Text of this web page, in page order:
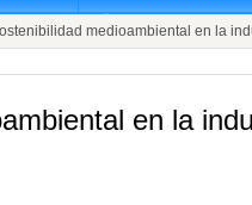
medioambiental en la
en la